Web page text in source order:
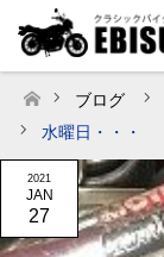
ホーム
ブログ
水曜日・・・
2021
JAN
27